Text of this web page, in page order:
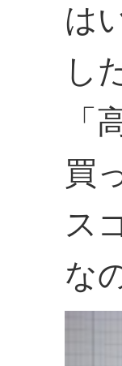
は
し
「
買
ス
な